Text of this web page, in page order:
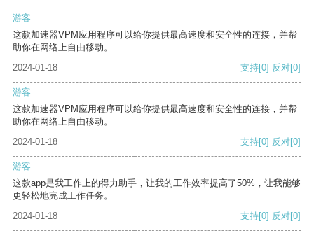
游客
这款加速器VPM应用程序可以给你提供最高速度和安全性的连接，并帮
助你在网络上自由移动。
2024-01-18
支持[0] 反对[0]
游客
这款加速器VPM应用程序可以给你提供最高速度和安全性的连接，并帮
助你在网络上自由移动。
2024-01-18
支持[0] 反对[0]
游客
这款app是我工作上的得力助手，让我的工作效率提高了50%，让我能够
更轻松地完成工作任务。
2024-01-18
支持[0] 反对[0]